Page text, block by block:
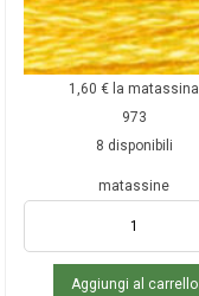
1,60€ la matassina
973
8 disponibili
matassine
Aggiungi al carrello